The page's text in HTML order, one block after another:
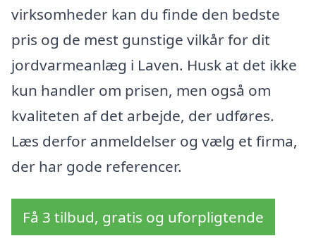
virksomheder kan du finde den bedste
pris og de mest gunstige vilkår for dit
jordvarmeanlæg i Laven. Husk at det ikke
kun handler om prisen, men også om
kvaliteten af det arbejde, der udføres.
Læs derfor anmeldelser og vælg et firma,
der har gode referencer.
Få 3 tilbud, gratis og uforpligtende